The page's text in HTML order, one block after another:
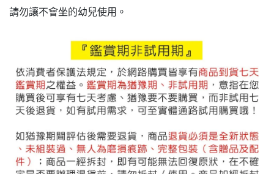
請勿讓不會坐的幼兒使用。